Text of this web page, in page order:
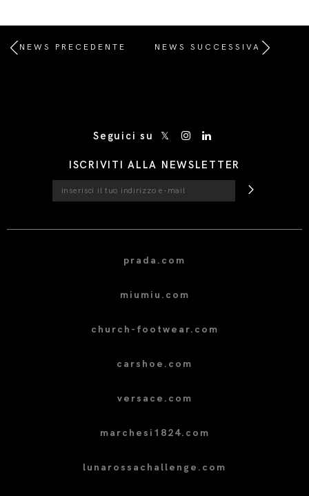
NEWS PRECEDENTE NEWS SUCCESSIVA
Seguici su
ISCRIVITI ALLA NEWSLETTER
prada.com
miumiu.com
church-footwear.com
carshoe.com
versace.com
marchesi1824.com
lunarossachallenge.com